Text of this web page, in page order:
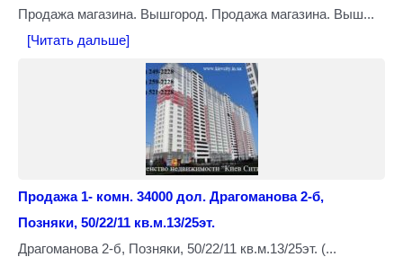
Продажа магазина. Вышгород. Продажа магазина. Выш...
[Читать дальше]
Продажа 1- комн. 34000 дол. Драгоманова 2-б,
Позняки, 50/22/11 кв.м.13/25эт.
Драгоманова 2-б, Позняки, 50/22/11 кв.м.13/25эт. (...